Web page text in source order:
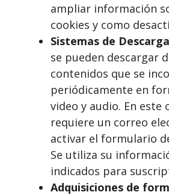
ampliar información
cookies y como
Sistemas de
se pueden descargar
contenidos que se
periódicamente en
video y audio. En este
requiere un correo
activar el formulario
Se utiliza su
indicados para
Adquisiciones de